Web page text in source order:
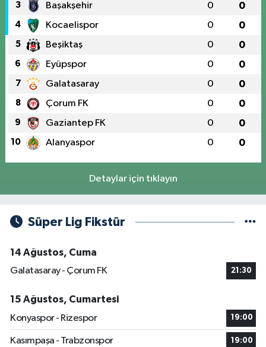
3 Başakşehir 0 0
4 Kocaelispor 0 0
5 Beşiktaş 0 0
6 Eyüpspor 0 0
7 Galatasaray 0 0
8 Çorum FK 0 0
9 Gaziantep FK 0 0
10 Alanyaspor 0 0
Detaylar için tıklayın
Süper Lig Fikstür
14 Ağustos, Cuma
Galatasaray - Çorum FK
21:30
15 Ağustos, Cumartesi
Konyaspor - Rizespor
19:00
Kasımpaşa - Trabzonspor 19:00